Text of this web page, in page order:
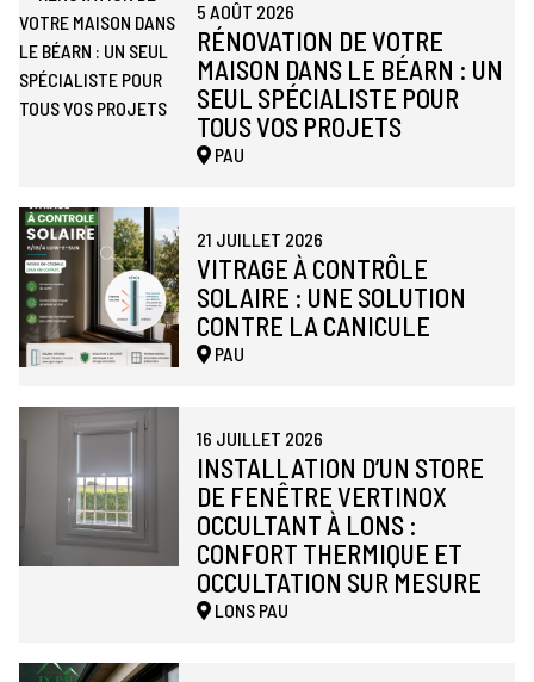
5 AOÛT 2026
RÉNOVATION DE VOTRE
MAISON DANS LE BÉARN : UN
SEUL SPÉCIALISTE POUR
TOUS VOS PROJETS
PAU
21 JUILLET 2026
VITRAGE À CONTRÔLE
SOLAIRE : UNE SOLUTION
CONTRE LA CANICULE
PAU
16 JUILLET 2026
INSTALLATION D’UN STORE
DE FENÊTRE VERTINOX
OCCULTANT À LONS :
CONFORT THERMIQUE ET
OCCULTATION SUR MESURE
LONS PAU